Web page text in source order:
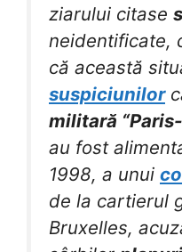
ziarului citase
neidentificate,
că această
suspiciunilor
militară
au fost
1998, a unui
de la cartierul
Bruxelles,